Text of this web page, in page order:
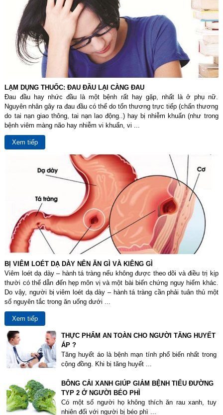
LẠM DỤNG THUỐC: ĐAU ĐẦU LẠI CÀNG ĐAU
Đau đầu hay nhức đầu là một bệnh rất hay gặp, nhất là ở phụ nữ.
Nguyên nhân gây ra đau đầu có thể do tổn thương trực tiếp (chấn thương
do tai nạn giao thông, tai nạn lao động..) hay bị nhiễm khuẩn (như trong
bệnh viêm màng não hay nhiễm vi khuẩn, vi ...
Xem tiếp
BỊ VIÊM LOÉT DẠ DÀY NÊN ĂN GÌ VÀ KIÊNG GÌ
Viêm loét dạ dày – hành tá tràng nếu không được theo dõi và điều trị kịp
thười có thể dẫn đến hẹp môn vị và một bài biến chứng nguy hiểm khác.
Do vậy, người bị viêm loét dạ dày – hành tá tràng cần phải tuân thủ một
số nguyên tắc trong ăn uống dưới ...
Xem tiếp
THỰC PHẨM AN TOÀN CHO NGƯỜI TĂNG HUYẾT
ÁP ?
Tăng huyết áo là bệnh mạn tính phổ biến nhất trong
cộng đồng. Khi bị tăng huyết ...
BÔNG CẢI XANH GIÚP GIẢM BỆNH TIỂU ĐƯỜNG
TYP 2 Ở NGƯỜI BÉO PHÌ
Có một số người họ không thích ăn rau xanh, tuy
nhiên đối với người bị béo phì ...